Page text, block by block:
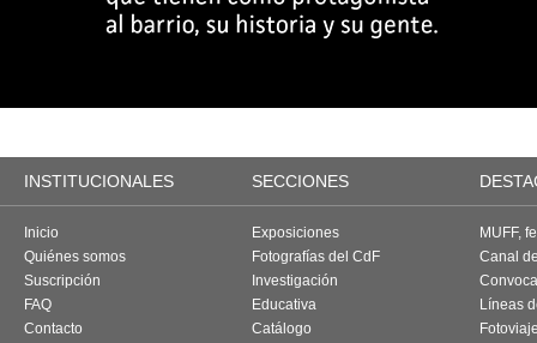
INSTITUCIONALES SECCIONES
Inicio
Quiénes somos
Suscripción
FAQ
Contacto
Exposiciones
Fotografías del CdF
Investigación
Educativa
Catálogo
MUFF,
Canal
Líneas